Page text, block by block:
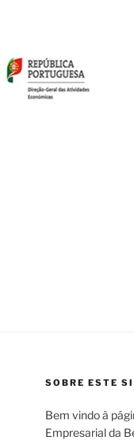
SOBRE ESTE
Bem vindo à
Empresarial da